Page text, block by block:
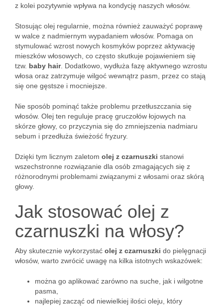
z kolei pozytywnie wpływa na kondycję naszych włosów.
Stosując olej regularnie, można również zauważyć poprawę
w walce z nadmiernym wypadaniem włosów. Pomaga on
stymulować wzrost nowych kosmyków poprzez aktywację
mieszków włosowych, co często skutkuje pojawieniem się
tzw. baby hair. Dodatkowo, wydłuża fazę aktywnego wzrostu
włosa oraz zatrzymuje wilgoć wewnątrz pasm, przez co stają
się one gęstsze i mocniejsze.
Nie sposób pominąć także problemu przetłuszczania się
włosów. Olej ten reguluje pracę gruczołów łojowych na
skórze głowy, co przyczynia się do zmniejszenia nadmiaru
sebum i przedłuża świeżość fryzury.
Dzięki tym licznym zaletom olej z czarnuszki stanowi
wszechstronne rozwiązanie dla osób zmagających się z
różnorodnymi problemami związanymi z włosami oraz skórą
głowy.
Jak stosować olej z
czarnuszki na włosy?
Aby skutecznie wykorzystać olej z czarnuszki do pielęgnacji
włosów, warto zwrócić uwagę na kilka istotnych wskazówek:
można go aplikować zarówno na suche, jak i wilgotne
pasma,
najlepiej zacząć od niewielkiej ilości oleju, który